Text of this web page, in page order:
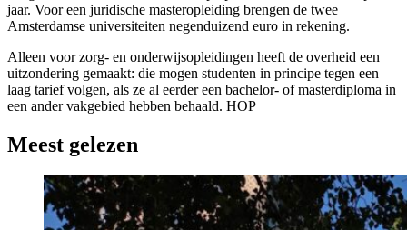
jaar. Voor een juridische masteropleiding brengen de twee
Amsterdamse universiteiten negenduizend euro in rekening.
Alleen voor zorg- en onderwijsopleidingen heeft de overheid een
uitzondering gemaakt: die mogen studenten in principe tegen een
laag tarief volgen, als ze al eerder een bachelor- of masterdiploma in
een ander vakgebied hebben behaald. HOP
Meest gelezen